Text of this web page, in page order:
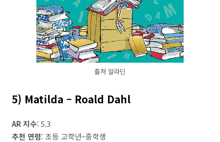
출처 알라딘
5) Matilda – Roald Dahl
AR 지수: 5.3
추천 연령: 초등 고학년~중학생